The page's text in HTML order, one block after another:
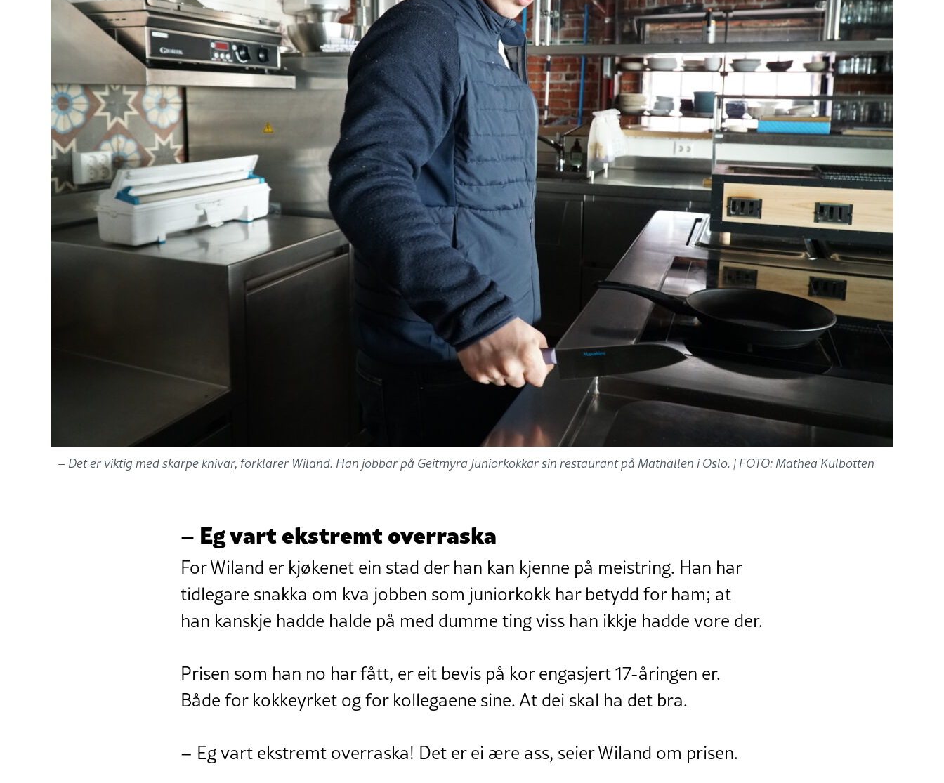
– Det er viktig med skarpe knivar, forklarer Wiland. Han jobbar på Geitmyra Juniorkokkar sin restaurant på Mathallen i Oslo. | FOTO: Mathea Kulbotten
– Eg vart ekstremt overraska
For Wiland er kjøkenet ein stad der han kan kjenne på meistring. Han har
tidlegare snakka om kva jobben som juniorkokk har betydd for ham; at
han kanskje hadde halde på med dumme ting viss han ikkje hadde vore der.
Prisen som han no har fått, er eit bevis på kor engasjert 17-åringen er.
Både for kokkeyrket og for kollegaene sine. At dei skal ha det bra.
– Eg vart ekstremt overraska! Det er ei ære ass, seier Wiland om prisen.